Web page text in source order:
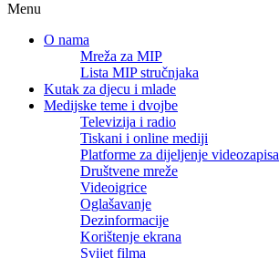
Menu
O nama
Mreža za MIP
Lista MIP stručnjaka
Kutak za djecu i mlade
Medijske teme i dvojbe
Televizija i radio
Tiskani i online mediji
Platforme za dijeljenje videozapisa
Društvene mreže
Videoigrice
Oglašavanje
Dezinformacije
Korištenje ekrana
Svijet filma